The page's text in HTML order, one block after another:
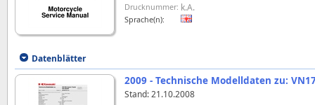
Drucknummer: k.A.
Sprache(n):
Datenblätter
2009 - Technische Modelldaten zu:
Stand: 21.10.2008